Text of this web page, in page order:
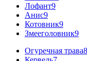
Лофант9
Анис9
Котовник9
Змееголовник9
Огуречная трава8